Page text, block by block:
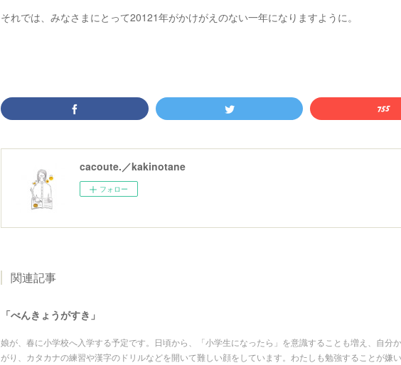
それでは、みなさまにとって20121年がかけがえのない一年になりますように。
cacoute.／kakinotane
フォロー
関連記事
「べんきょうがすき」
娘が、春に小学校へ入学する予定です。日頃から、「小学生になったら」を意識することも増え、自分
がり、カタカナの練習や漢字のドリルなどを開いて難しい顔をしています。わたしも勉強することが嫌